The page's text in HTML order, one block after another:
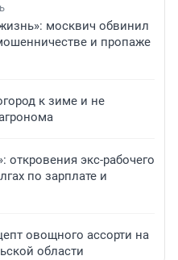
москвич обвинил
и пропаже
к зиме и не
откровения экс-рабочего
по зарплате и
овощного ассорти на
области